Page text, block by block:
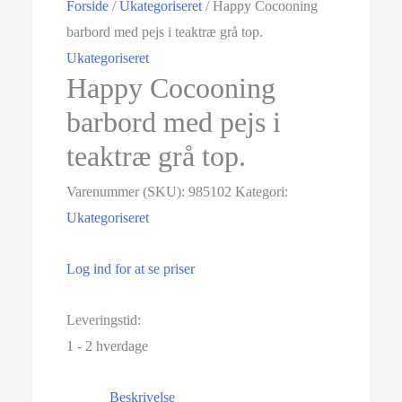
Forside /Ukategoriseret / Happy Cocooning
barbord med pejs i teaktræ grå top.
Ukategoriseret
Happy Cocooning
barbord med pejs i
teaktræ grå top.
Varenummer (SKU):985102 Kategori:
Ukategoriseret
Log ind for at se priser
Leveringstid:
1 - 2 hverdage
Beskrivelse